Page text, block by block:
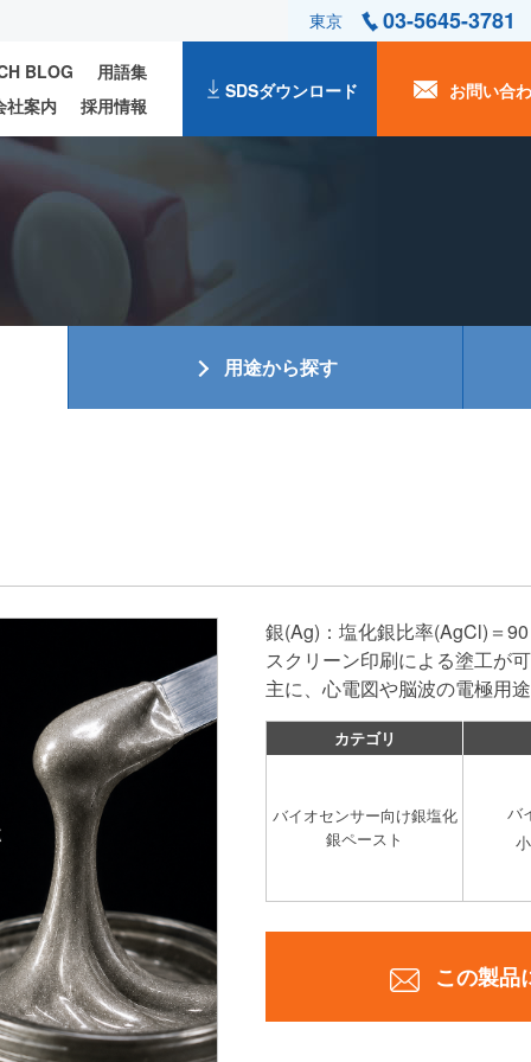
東京 03-5645-3781
BLOG
用語集
社案内
採用情報
SDSダウンロード お問い合
用途から探す
銀(Ag)：塩化銀比率(AgCl)＝
スクリーン印刷による塗工が
主に、心電図や脳波の電極用
カテゴリ
バイオセンサー向け銀塩化
銀ペースト
バ
この製品